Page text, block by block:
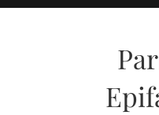
Saltar